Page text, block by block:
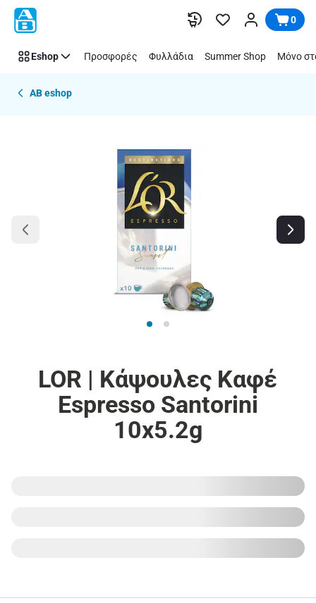
Παράλειψη 0
Eshop Προσφορές Φυλλάδια Summer Shop Μόνο
AB eshop
LOR | Κάψουλες Καφέ
Espresso Santorini
10x5.2g